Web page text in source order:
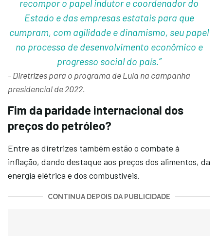
recompor o papel indutor e coordenador do
Estado e das empresas estatais para que
cumpram, com agilidade e dinamismo, seu papel
no processo de desenvolvimento econômico e
progresso social do país.”
- Diretrizes para o programa de Lula na campanha
presidencial de 2022.
Fim da paridade internacional dos
preços do petróleo?
Entre as diretrizes também estão o combate à
inflação, dando destaque aos preços dos alimentos, da
energia elétrica e dos combustíveis.
CONTINUA DEPOIS DA PUBLICIDADE